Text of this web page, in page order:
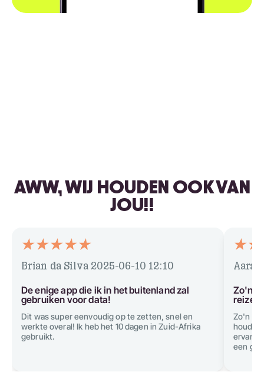
AWW, WIJ HOUDEN OOK VAN
JOU!!
Brian da Silva 2025-06-10 12:10
De enige app die ik in het buitenland zal
gebruiken voor data!
Dit was super eenvoudig op te zetten, snel en
werkte overal! Ik heb het 10 dagen in Zuid-Afrika
gebruikt.
Aarav
Zo'n
reizen
Zo'n
houden
ervan.
een